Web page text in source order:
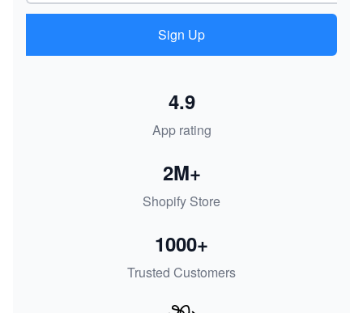
Sign Up
App rating
4.9
Shopify Store
2M+
Trusted Customers
1000+